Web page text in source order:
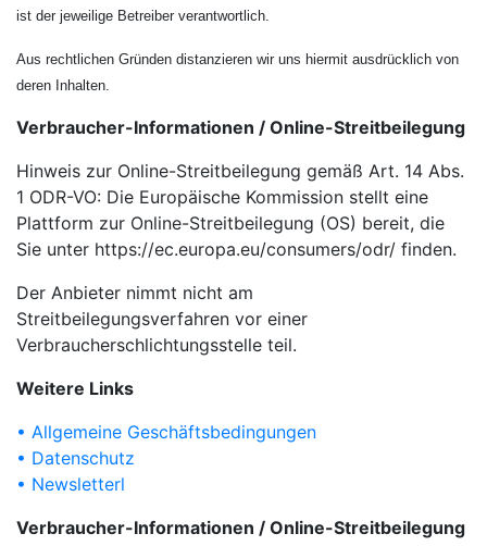
ist der jeweilige Betreiber verantwortlich.
Aus rechtlichen Gründen distanzieren wir uns hiermit ausdrücklich von
deren Inhalten.
Verbraucher-Informationen / Online-Streitbeilegung
Hinweis zur Online-Streitbeilegung gemäß Art. 14 Abs.
1 ODR-VO: Die Europäische Kommission stellt eine
Plattform zur Online-Streitbeilegung (OS) bereit, die
Sie unter https://ec.europa.eu/consumers/odr/ finden.
Der Anbieter nimmt nicht am
Streitbeilegungsverfahren vor einer
Verbraucherschlichtungsstelle teil.
Weitere Links
• Allgemeine Geschäftsbedingungen
• Datenschutz
• Newsletterl
Verbraucher-Informationen / Online-Streitbeilegung